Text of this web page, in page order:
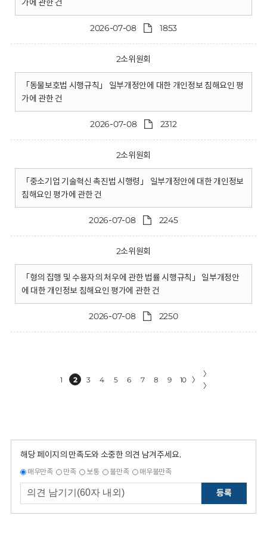
가에 관한 건
2026-07-08 1853
2소위원회
「동물보호법 시행규칙」 일부개정안에 대한 개인정보 침해요인 평
가에 관한 건
2026-07-08 2312
2소위원회
「중소기업 기술혁신 촉진법 시행령」 일부개정안에 대한 개인정보
침해요인 평가에 관한 건
2026-07-08 2245
2소위원회
「형의 집행 및 수용자의 처우에 관한 법률 시행규칙」 일부개정안
에 대한 개인정보 침해요인 평가에 관한 건
2026-07-08 2250
1 2 3 4 5 6 7 8 9 10 〉
〉
〉
해당 페이지의 만족도와 소중한 의견 남겨주세요.
매우만족 만족 보통 불만족 매우불만족
등록